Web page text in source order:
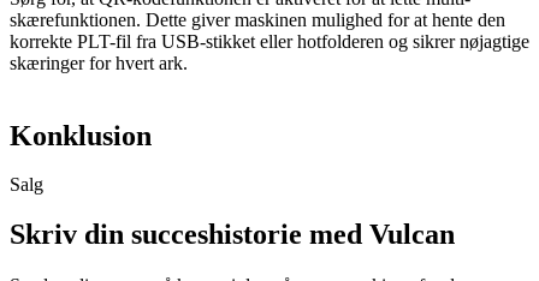
skærefunktionen. Dette giver maskinen mulighed for at hente den
korrekte PLT-fil fra USB-stikket eller hotfolderen og sikrer nøjagtige
skæringer for hvert ark.
Konklusion
Salg
Skriv din succeshistorie med Vulcan